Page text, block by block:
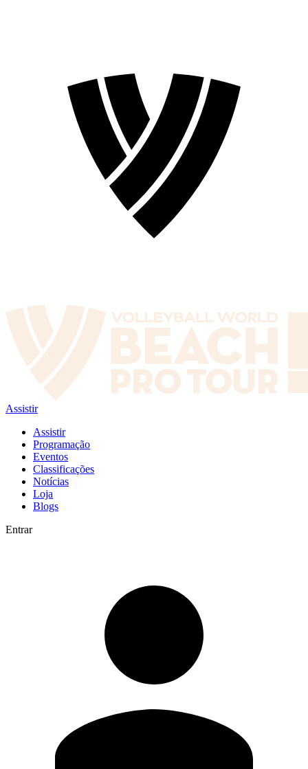
Assistir
Assistir
Programação
Eventos
Classificações
Notícias
Loja
Blogs
Entrar